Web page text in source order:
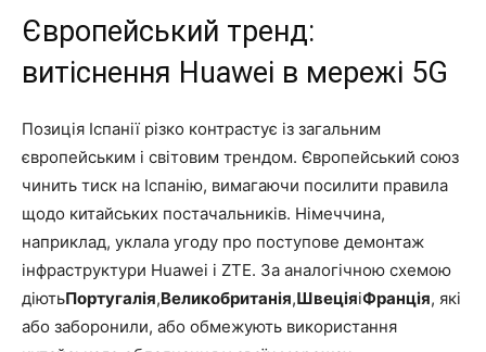
Європейський тренд:
витіснення Huawei в мережі 5G
Позиція Іспанії різко контрастує із загальним
європейським і світовим трендом. Європейський союз
чинить тиск на Іспанію, вимагаючи посилити правила
щодо китайських постачальників. Німеччина,
наприклад, уклала угоду про поступове демонтаж
інфраструктури Huawei і ZTE. За аналогічною схемою
діютьПортугалія,Великобританія,ШвеціяіФранція, які
або заборонили, або обмежують використання